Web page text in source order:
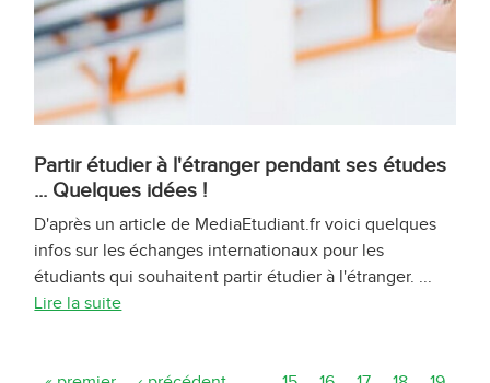
Partir étudier à l'étranger pendant ses études
... Quelques idées !
D'après un article de MediaEtudiant.fr voici quelques
infos sur les échanges internationaux pour les
étudiants qui souhaitent partir étudier à l'étranger. ...
Lire la suite